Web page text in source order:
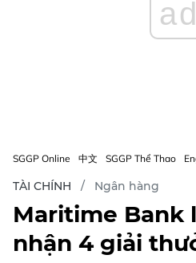
ad
SGGP Online 中文 SGGP Thể Thao
TÀI CHÍNH Ngân hàng
Maritime Bank
nhận 4 giải